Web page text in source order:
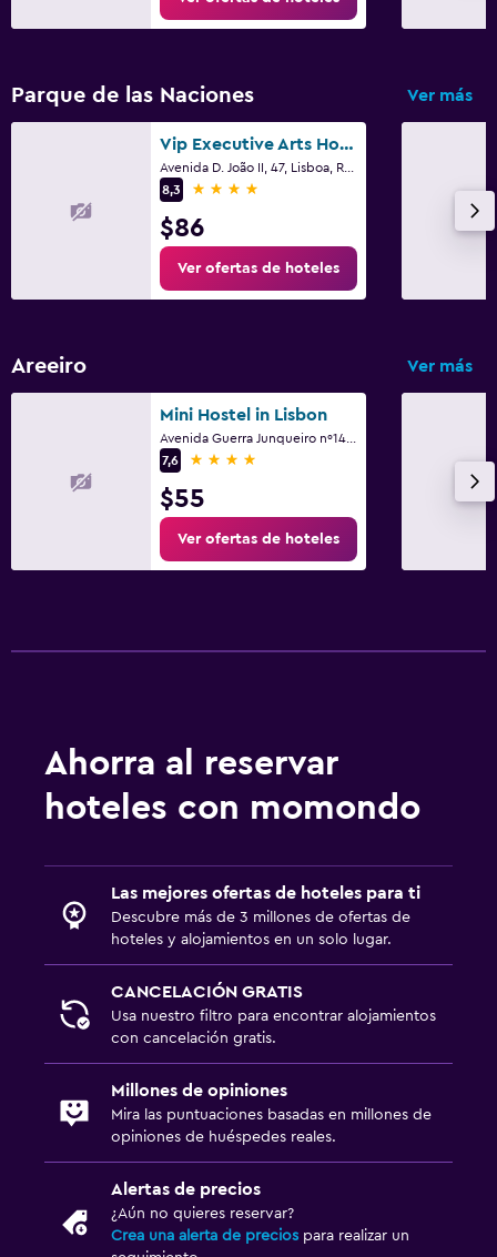
Parque de las Naciones Ver más
Vip Executive Arts Hotel
8,3
4 estrellas
$86
Ver ofertas de hoteles
Areeiro Ver más
Mini Hostel in Lisbon
7,6
4 estrellas
$55
Ver ofertas de hoteles
Ahorra al reservar
hoteles con momondo
Las mejores ofertas de hoteles para ti
Descubre más de 3 millones de ofertas de
hoteles y alojamientos en un solo lugar.
CANCELACIÓN GRATIS
Usa nuestro filtro para encontrar alojamientos
con cancelación gratis.
Millones de opiniones
Mira las puntuaciones basadas en millones de
opiniones de huéspedes reales.
Alertas de precios
¿Aún no quieres reservar?
Crea una alerta de precios para realizar un